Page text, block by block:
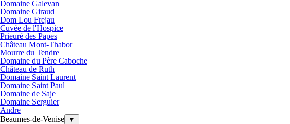
Domaine Galevan
Domaine Giraud
Dom Lou Frejau
Cuvée de l'Hospice
Prieuré des Papes
Château Mont-Thabor
Mourre du Tendre
Domaine du Père Caboche
Château de Ruth
Domaine Saint Laurent
Domaine Saint Paul
Domaine de Saje
Domaine Serguier
Andre
Beaumes-de-Venise
▼